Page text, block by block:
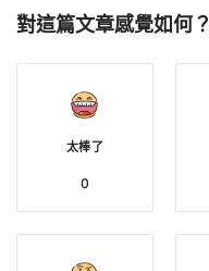
對這篇文章感覺如何？
太棒了
0